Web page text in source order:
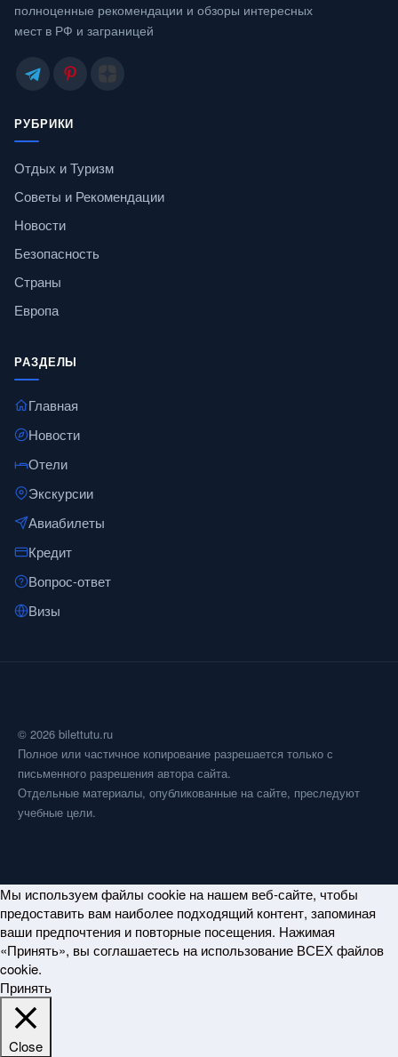
полноценные рекомендации и обзоры интересных
мест в РФ и заграницей
РУБРИКИ
Отдых и Туризм
Советы и Рекомендации
Новости
Безопасность
Страны
Европа
РАЗДЕЛЫ
Главная
Новости
Отели
Экскурсии
Авиабилеты
Кредит
Вопрос-ответ
Визы
© 2026 bilettutu.ru
Полное или частичное копирование разрешается только с
письменного разрешения автора сайта.
Отдельные материалы, опубликованные на сайте, преследуют
учебные цели.
Мы используем файлы cookie на нашем веб-сайте, чтобы
предоставить вам наиболее подходящий контент, запоминая
ваши предпочтения и повторные посещения. Нажимая
«Принять», вы соглашаетесь на использование ВСЕХ файлов
cookie.
Принять
Close